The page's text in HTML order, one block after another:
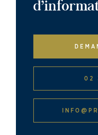
02